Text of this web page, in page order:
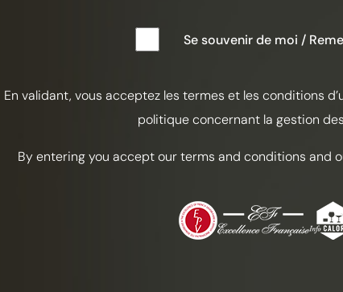
Se souvenir de moi /
En validant, vous acceptez les termes et les conditions
politique concernant la gestion
By entering you accept our terms and conditions and